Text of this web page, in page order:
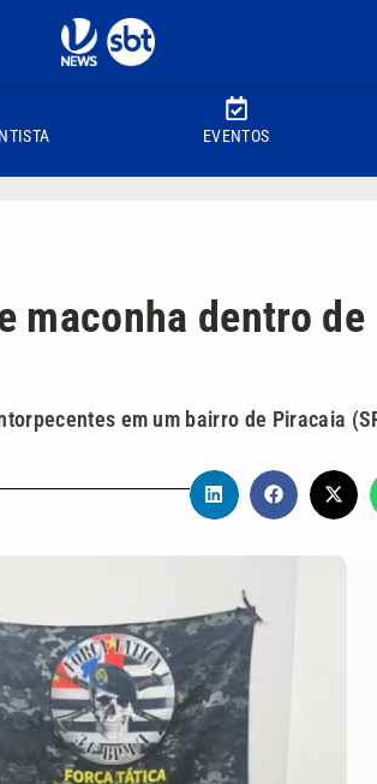
EVENTOS
maconha dentro de
em um bairro de Piracaia